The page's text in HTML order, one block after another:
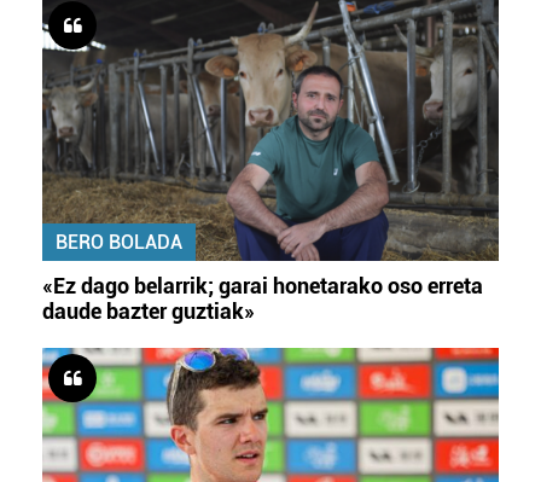
BERO BOLADA
«Ez dago belarrik; garai honetarako oso erreta
daude bazter guztiak»